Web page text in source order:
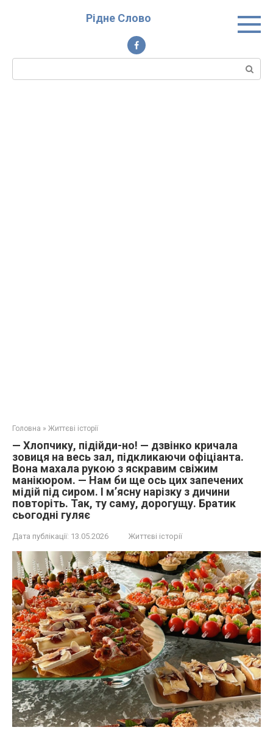
Рідне Слово
Пошук:
Головна » Життєві історії
— Хлопчику, підійди-но! — дзвінко кричала
зовиця на весь зал, підкликаючи офіціанта.
Вона махала рукою з яскравим свіжим
манікюром. — Нам би ще ось цих запечених
мідій під сиром. І м’ясну нарізку з дичини
повторіть. Так, ту саму, дорогущу. Братик
сьогодні гуляє
Дата публікації: 13.05.2026 Життєві історії